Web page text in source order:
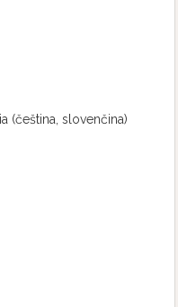
(čeština, slovenčina)